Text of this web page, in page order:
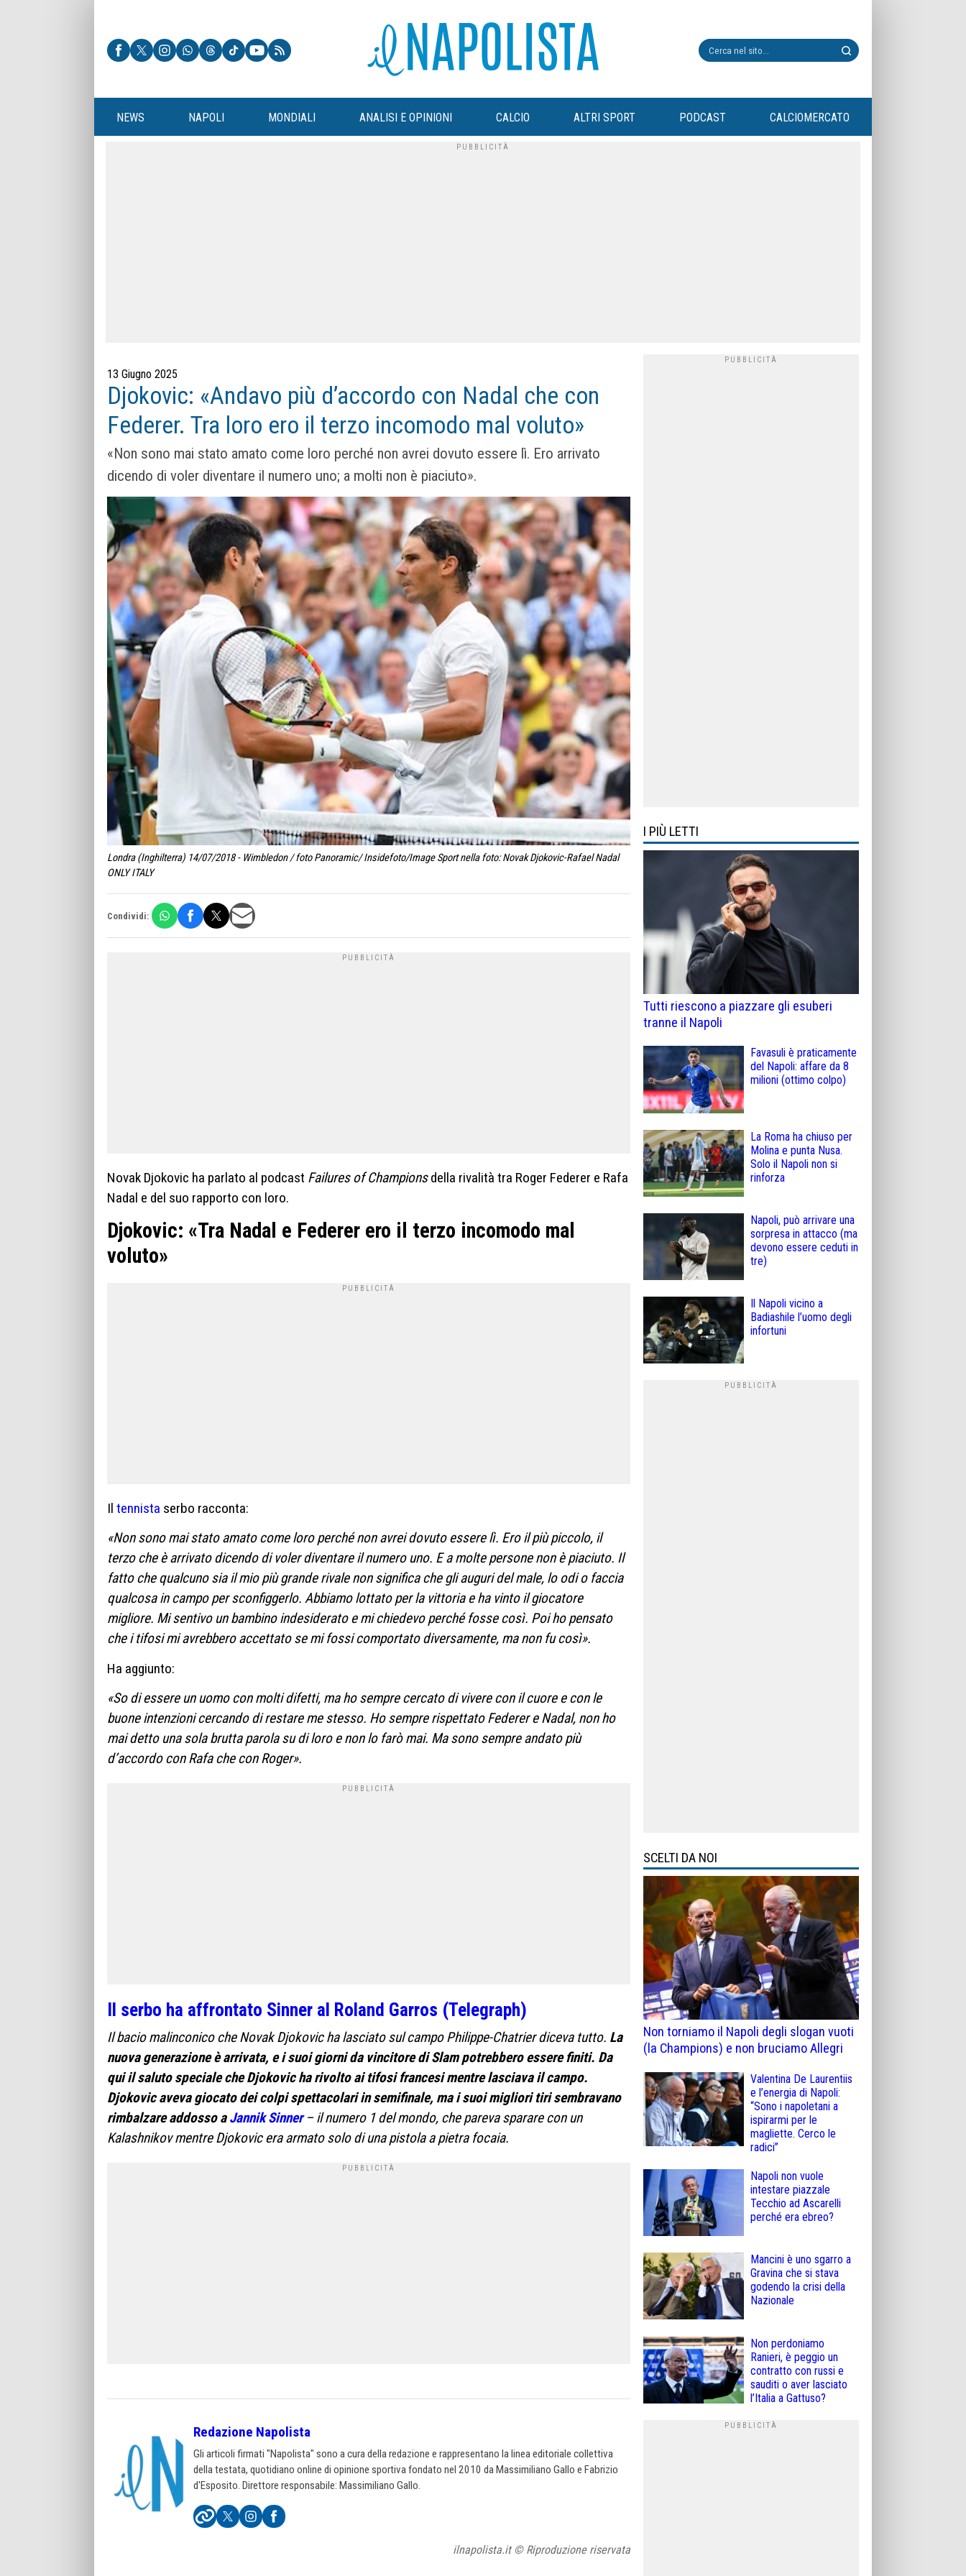
NEWS NAPOLI MONDIALI ANALISI E OPINIONI CALCIO ALTRI SPORT PODCAST CALCIOMERCATO
13 Giugno 2025
Djokovic: «Andavo più d’accordo con Nadal che con
Federer. Tra loro ero il terzo incomodo mal voluto»
«Non sono mai stato amato come loro perché non avrei dovuto essere lì. Ero arrivato
dicendo di voler diventare il numero uno; a molti non è piaciuto».
Londra (Inghilterra) 14/07/2018 - Wimbledon / foto Panoramic/ Insidefoto/Image Sport nella foto: Novak Djokovic-Rafael Nadal
ONLY ITALY
Condividi:
Novak Djokovic ha parlato al podcast Failures of Championsdella rivalità tra Roger Federer e Rafa
Nadal e del suo rapporto con loro.
Djokovic: «Tra Nadal e Federer ero il terzo incomodo mal
voluto»
Il tennista serbo racconta:
«Non sono mai stato amato come loro perché non avrei dovuto essere lì. Ero il più piccolo, il
terzo che è arrivato dicendo di voler diventare il numero uno. E a molte persone non è piaciuto. Il
fatto che qualcuno sia il mio più grande rivale non significa che gli auguri del male, lo odi o faccia
qualcosa in campo per sconfiggerlo. Abbiamo lottato per la vittoria e ha vinto il giocatore
migliore. Mi sentivo un bambino indesiderato e mi chiedevo perché fosse così. Poi ho pensato
che i tifosi mi avrebbero accettato se mi fossi comportato diversamente, ma non fu così».
Ha aggiunto:
«So di essere un uomo con molti difetti, ma ho sempre cercato di vivere con il cuore e con le
buone intenzioni cercando di restare me stesso. Ho sempre rispettato Federer e Nadal, non ho
mai detto una sola brutta parola su di loro e non lo farò mai. Ma sono sempre andato più
d’accordo con Rafa che con Roger».
Il serbo ha affrontato Sinner al Roland Garros (Telegraph)
Il bacio malinconico che Novak Djokovic ha lasciato sul campo Philippe-Chatrier diceva tutto. La
nuova generazione è arrivata, e i suoi giorni da vincitore di Slam potrebbero essere finiti. Da
qui il saluto speciale che Djokovic ha rivolto ai tifosi francesi mentre lasciava il campo.
Djokovic aveva giocato dei colpi spettacolari in semifinale, ma i suoi migliori tiri sembravano
rimbalzare addosso aJannik Sinner– il numero 1 del mondo, che pareva sparare con un
Kalashnikov mentre Djokovic era armato solo di una pistola a pietra focaia.
Redazione Napolista
Gli articoli firmati "Napolista" sono a cura della redazione e rappresentano la linea editoriale collettiva
della testata, quotidiano online di opinione sportiva fondato nel 2010 da Massimiliano Gallo e Fabrizio
d'Esposito. Direttore responsabile: Massimiliano Gallo.
ilnapolista.it © Riproduzione riservata
I PIÙ LETTI
Tutti riescono a piazzare gli esuberi
tranne il Napoli
Favasuli è praticamente
del Napoli: affare da 8
milioni (ottimo colpo)
La Roma ha chiuso per
Molina e punta Nusa.
Solo il Napoli non si
rinforza
Napoli, può arrivare una
sorpresa in attacco (ma
devono essere ceduti in
tre)
Il Napoli vicino a
Badiashile l’uomo degli
infortuni
SCELTI DA NOI
Non torniamo il Napoli degli slogan vuoti
(la Champions) e non bruciamo Allegri
Valentina De Laurentiis
e l’energia di Napoli:
“Sono i napoletani a
ispirarmi per le
magliette. Cerco le
radici”
Napoli non vuole
intestare piazzale
Tecchio ad Ascarelli
perché era ebreo?
Mancini è uno sgarro a
Gravina che si stava
godendo la crisi della
Nazionale
Non perdoniamo
Ranieri, è peggio un
contratto con russi e
sauditi o aver lasciato
l’Italia a Gattuso?